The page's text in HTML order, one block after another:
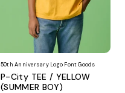
50th Anniversary Logo Font Goods
P-City TEE / YELLOW
(SUMMER BOY)